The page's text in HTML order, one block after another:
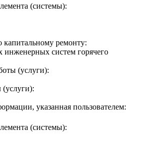
(системы):
ремонту:
систем горячего
(услуги):
(услуги):
указанная пользователем:
(системы):